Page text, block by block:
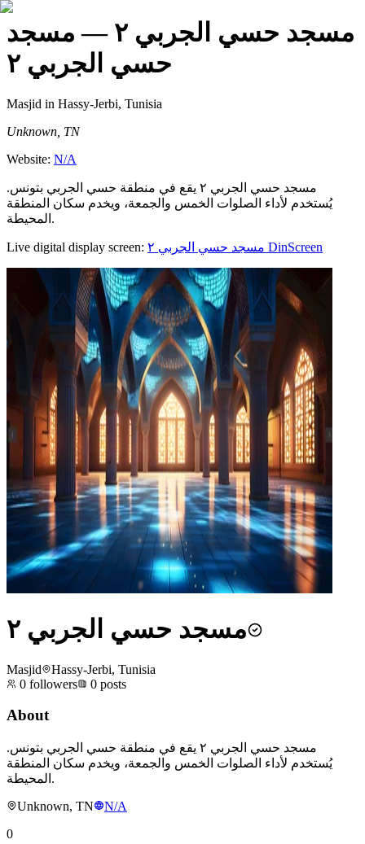
مسجد حسي الجربي ٢
— مسجد
حسي الجربي ٢
Masjid in Hassy-Jerbi, Tunisia
Unknown, TN
Website: N/A
مسجد حسي الجربي ٢ يقع في منطقة حسي الجربي بتونس.
يُستخدم لأداء الصلوات الخمس والجمعة، ويخدم سكان المنطقة
المحيطة.
Live digital display screen: مسجد حسي الجربي ٢ DinScreen
مسجد حسي الجربي ٢
Masjid
Hassy-Jerbi, Tunisia
0 followers 0 posts
About
مسجد حسي الجربي ٢ يقع في منطقة حسي الجربي بتونس.
يُستخدم لأداء الصلوات الخمس والجمعة، ويخدم سكان المنطقة
المحيطة.
Unknown, TN
N/A
0